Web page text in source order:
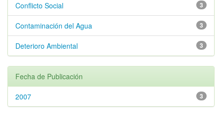
3
Conflicto Social
3
Contaminación del Agua
3
Deterioro Ambiental
Fecha de Publicación
3
2007